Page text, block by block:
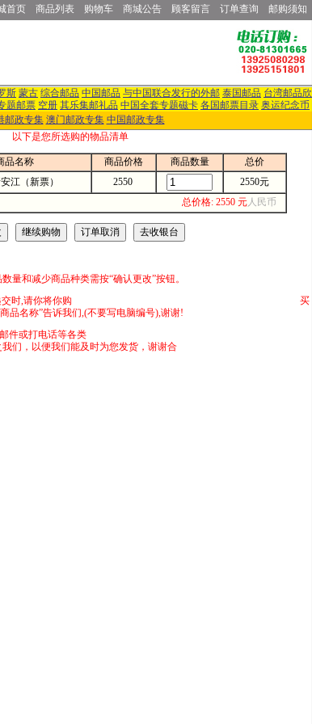
首页 商品列表 购物车 商城公告 顾客留言 订单查询 邮购须知
斯 蒙古 综合邮品 中国邮品 与中国联合发行的外邮 泰国邮品 台湾邮品欣
题邮票 空册 其乐集邮礼品 中国全套专题磁卡 各国邮票目录 奥运纪念币
邮政专集 澳门邮政专集 中国邮政专集
以下是您所选购的物品清单
品名称 商品价格 商品数量
总价
江（新票） 2550
2550元
总价格: 2550 元人民币
品种类需按“确认更改”按钮。
络问题不能顺利递交时,请你将你购 买
品名称”告诉我们,(不要写电脑编号),谢谢!
留言，也可用发邮件或打电话等各类
我们，以便我们能及时为您发货，谢谢合